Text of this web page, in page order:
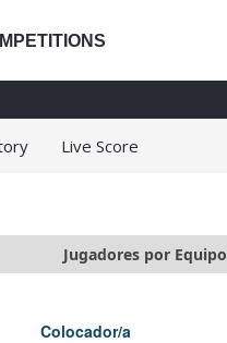
Live Score
Jugadores por Equipo
Colocador/a